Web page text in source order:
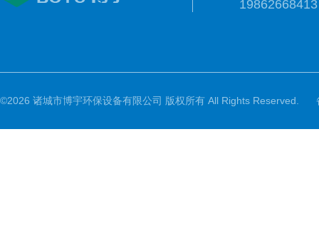
19862668413
©2026 诸城市博宇环保设备有限公司 版权所有 All Rights Reserved.